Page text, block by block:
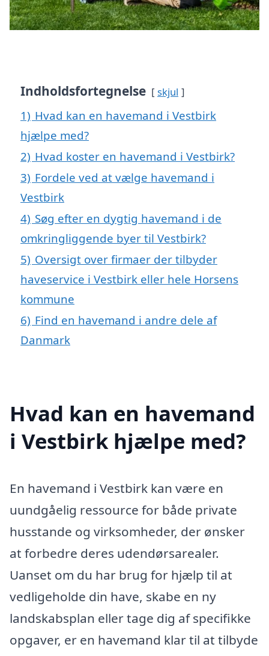
Indholdsfortegnelse skjul
1) Hvad kan en havemand i Vestbirk
hjælpe med?
2) Hvad koster en havemand i Vestbirk?
3) Fordele ved at vælge havemand i
Vestbirk
4) Søg efter en dygtig havemand i de
omkringliggende byer til Vestbirk?
5) Oversigt over firmaer der tilbyder
haveservice i Vestbirk eller hele Horsens
kommune
6) Find en havemand i andre dele af
Danmark
Hvad kan en havemand
i Vestbirk hjælpe med?
En havemand i Vestbirk kan være en
uundgåelig ressource for både private
husstande og virksomheder, der ønsker
at forbedre deres udendørsarealer.
Uanset om du har brug for hjælp til at
vedligeholde din have, skabe en ny
landskabsplan eller tage dig af specifikke
opgaver, er en havemand klar til at tilbyde